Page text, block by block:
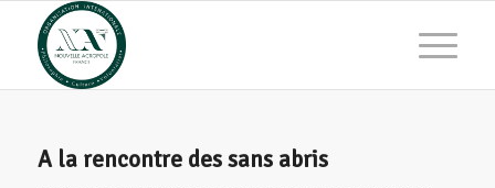
A la rencontre des sans abris